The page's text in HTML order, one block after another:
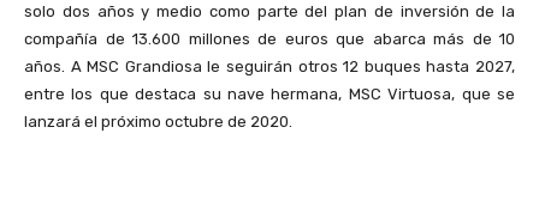
solo dos años y medio como parte del plan de inversión de la
compañía de 13.600 millones de euros que abarca más de 10
años. A MSC Grandiosa le seguirán otros 12 buques hasta 2027,
entre los que destaca su nave hermana, MSC Virtuosa, que se
lanzará el próximo octubre de 2020.